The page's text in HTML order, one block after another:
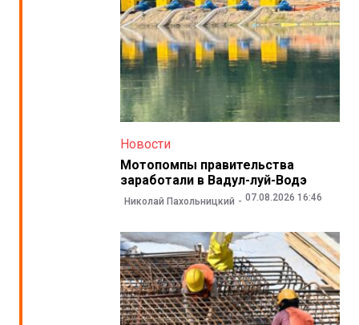
Новости
Мотопомпы правительства
заработали в Вадул-луй-Водэ
Николай Пахольницкий 07.08.2026 16:46